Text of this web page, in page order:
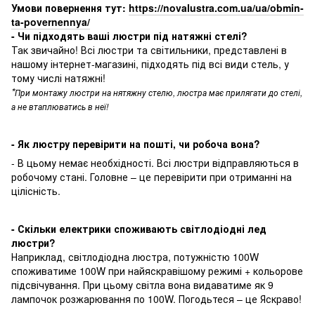
Умови повернення тут: https://novalustra.com.ua/ua/obmin-
ta-povernennya/
- Чи підходять ваші люстри під натяжні стелі?
Так звичайно! Всі люстри та світильники, представлені в
нашому інтернет-магазині, підходять під всі види стель, у
тому числі натяжні!
*При монтажу люстри на нятяжну стелю, люстра має прилягати до стелі,
а не втаплюватись в неї!
- Як люстру перевірити на пошті, чи робоча вона?
- В цьому немає необхідності. Всі люстри відправляються в
робочому стані. Головне – це перевірити при отриманні на
цілісність.
- Скільки електрики споживають світлодіодні лед
люстри?
Наприклад, світлодіодна люстра, потужністю 100W
споживатиме 100W при найяскравішому режимі + кольорове
підсвічування. При цьому світла вона видаватиме як 9
лампочок розжарювання по 100W. Погодьтеся – це Яскраво!